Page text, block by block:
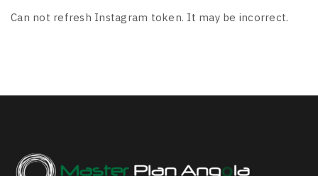
Can not refresh Instagram token. It may be incorrect.